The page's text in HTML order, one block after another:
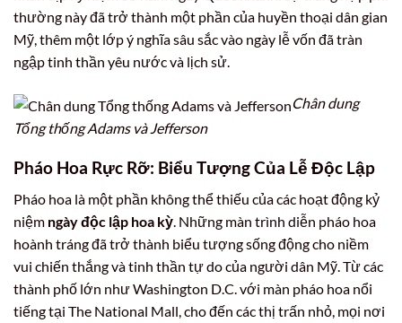
thường này đã trở thành một phần của huyền thoại dân gian
Mỹ, thêm một lớp ý nghĩa sâu sắc vào ngày lễ vốn đã tràn
ngập tinh thần yêu nước và lịch sử.
Chân dung
Tổng thống Adams và Jefferson
Pháo Hoa Rực Rỡ: Biểu Tượng Của Lễ Độc Lập
Pháo hoa là một phần không thể thiếu của các hoạt động kỷ
niệm ngày độc lập hoa kỳ. Những màn trình diễn pháo hoa
hoành tráng đã trở thành biểu tượng sống động cho niềm
vui chiến thắng và tinh thần tự do của người dân Mỹ. Từ các
thành phố lớn như Washington D.C. với màn pháo hoa nổi
tiếng tại The National Mall, cho đến các thị trấn nhỏ, mọi nơi